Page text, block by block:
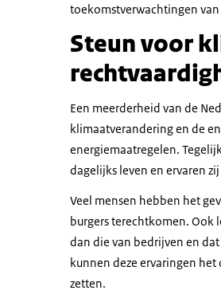
toekomstverwachtingen van
Steun voor
Een meerderheid van de
klimaatverandering en de
energiemaatregelen.
dagelijks leven en ervaren
Veel mensen hebben het
burgers terechtkomen. Ook
dan die van bedrijven en
kunnen deze ervaringen
zetten.